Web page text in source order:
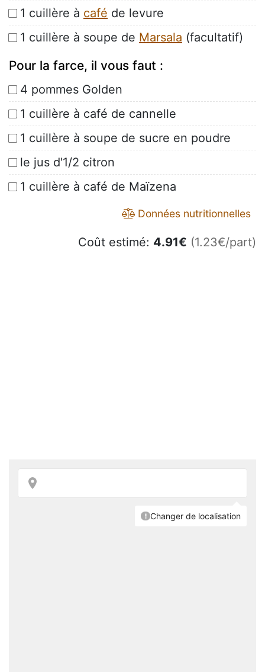
1 cuillère à café de levure
1 cuillère à soupe de Marsala (facultatif)
Pour la farce, il vous faut :
4 pommes Golden
1 cuillère à café de cannelle
1 cuillère à soupe de sucre en poudre
le jus d'1/2 citron
1 cuillère à café de Maïzena
Données nutritionnelles
Coût estimé: 4.91€ (1.23€/part)